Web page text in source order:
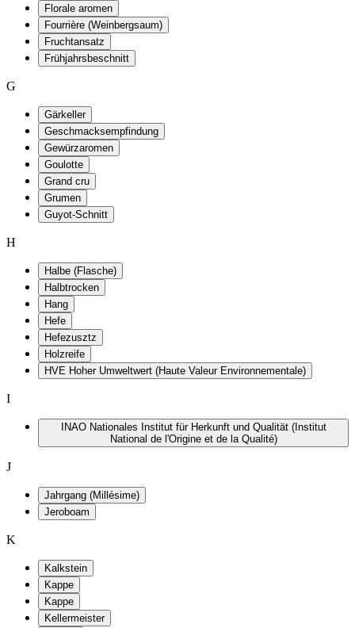
Florale aromen
Fourrière (Weinbergsaum)
Fruchtansatz
Frühjahrsbeschnitt
G
Gärkeller
Geschmacksempfindung
Gewürzaromen
Goulotte
Grand cru
Grumen
Guyot-Schnitt
H
Halbe (Flasche)
Halbtrocken
Hang
Hefe
Hefezusztz
Holzreife
HVE Hoher Umweltwert (Haute Valeur Environnementale)
I
INAO Nationales Institut für Herkunft und Qualität (Institut
National de l'Origine et de la Qualité)
J
Jahrgang (Millésime)
Jeroboam
K
Kalkstein
Kappe
Kappe
Kellermeister